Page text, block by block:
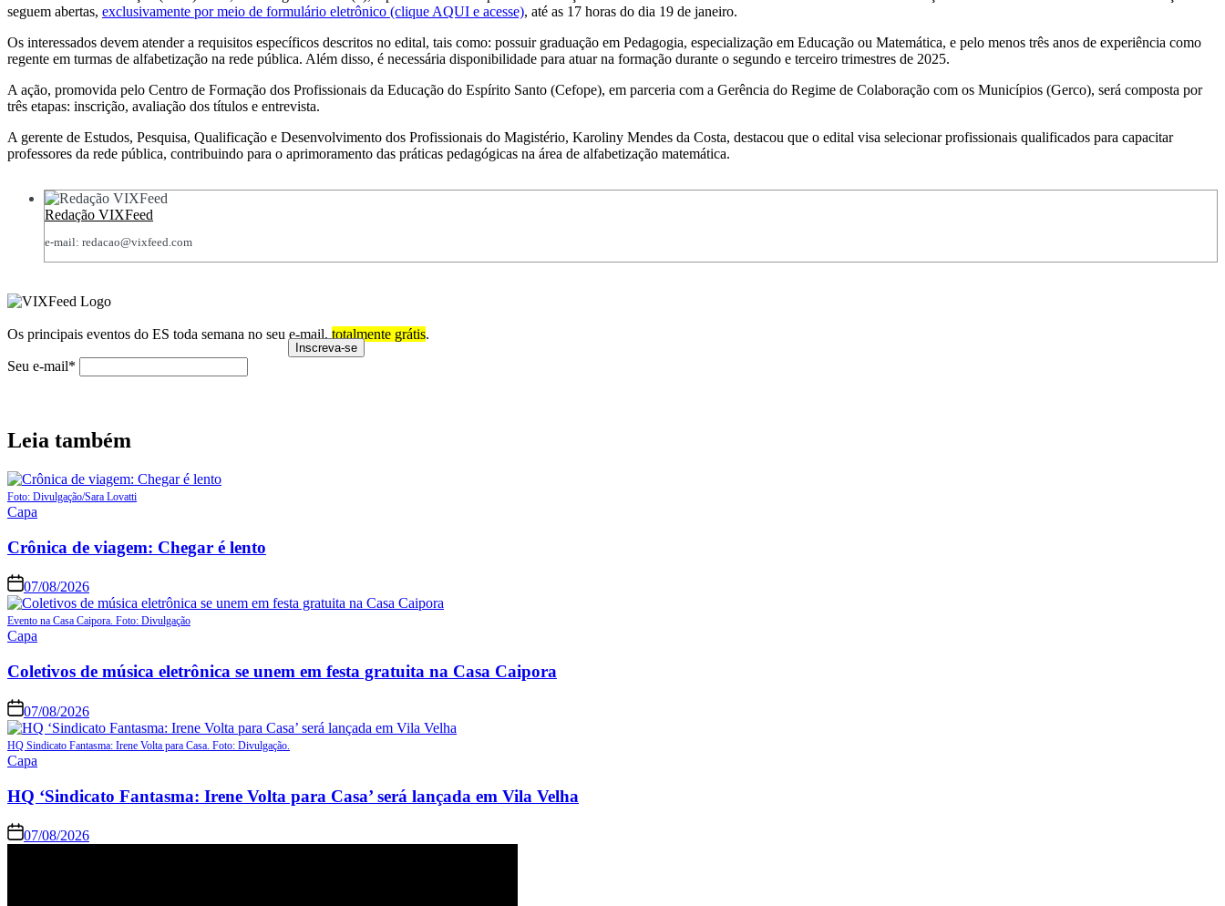
seguem abertas, exclusivamente por meio de formulário eletrônico (clique AQUI e acesse), até as 17 horas do dia 19 de janeiro.
Os interessados devem atender a requisitos específicos descritos no edital, tais como: possuir graduação em Pedagogia, especialização em Educação ou Matemática, e pelo menos três anos de experiência como
regente em turmas de alfabetização na rede pública. Além disso, é necessária disponibilidade para atuar na formação durante o segundo e terceiro trimestres de 2025.
A ação, promovida pelo Centro de Formação dos Profissionais da Educação do Espírito Santo (Cefope), em parceria com a Gerência do Regime de Colaboração com os Municípios (Gerco), será composta por
três etapas: inscrição, avaliação dos títulos e entrevista.
A gerente de Estudos, Pesquisa, Qualificação e Desenvolvimento dos Profissionais do Magistério, Karoliny Mendes da Costa, destacou que o edital visa selecionar profissionais qualificados para capacitar
professores da rede pública, contribuindo para o aprimoramento das práticas pedagógicas na área de alfabetização matemática.
Redação VIXFeed
e-mail: redacao@vixfeed.com
Os principais eventos do ES toda semana no seu e-mail, totalmente grátis.
Seu e-mail*
Leia também
Foto: Divulgação/Sara Lovatti
Posted
Capa
Crônica de viagem: Chegar é lento
07/08/2026
Evento na Casa Caipora. Foto: Divulgação
Posted
Capa
Coletivos de música eletrônica se unem em festa gratuita na Casa Caipora
07/08/2026
HQ Sindicato Fantasma: Irene Volta para Casa. Foto: Divulgação.
Posted
Capa
HQ ‘Sindicato Fantasma: Irene Volta para Casa’ será lançada em Vila Velha
07/08/2026